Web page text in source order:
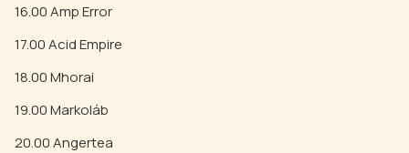
16.00 Amp Error
17.00 Acid Empire
18.00 Mhorai
19.00 Markoláb
20.00 Angertea